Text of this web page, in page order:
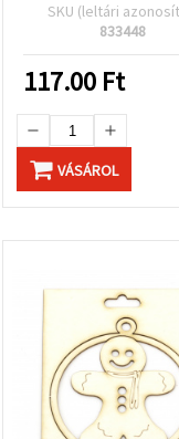
SKU (leltári
833448
117.00 Ft
VÁSÁROL